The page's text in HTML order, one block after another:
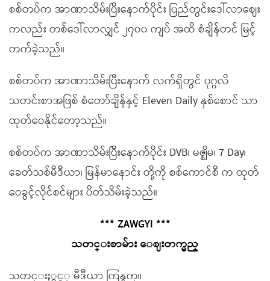
စစ်တပ်က အာဏာသိမ်းပြီးနောက်ပိုင်း ပြည်တွင်းဒေါ်လာဈေး
ကလည်း တစ်ဒေါ်လာလျှင် ၂၇၀၀ ကျပ် အထိ စံချိန်တင် မြင့်
တက်ခဲ့သည်။
စစ်တပ်က အာဏာသိမ်းပြီးနောက် လက်ရှိတွင် ပုဂ္ဂလိ
သတင်းစာအဖြစ် စံတော်ချိန်နှင့် Eleven Daily နှစ်စောင် သာ
ထုတ်ဝေနိုင်တော့သည်။
စစ်တပ်က အာဏာသိမ်းပြီးနောက်ပိုင်း DVB၊ မဇ္ဈိမ၊ 7 Day၊
ခေတ်သစ်မီဒီယာ၊ မြန်မာနောင်း တို့ကို စစ်ကောင်စီ က ထုတ်
ဝေခွင့်လိုင်စင်များ ပိတ်သိမ်းခဲ့သည်။
*** ZAWGYI ***
သတင္းစာမ်ား ေဈးတက္မည္
သတင္းႏွင့္ မီဒီယာ ကြန္ရက္။